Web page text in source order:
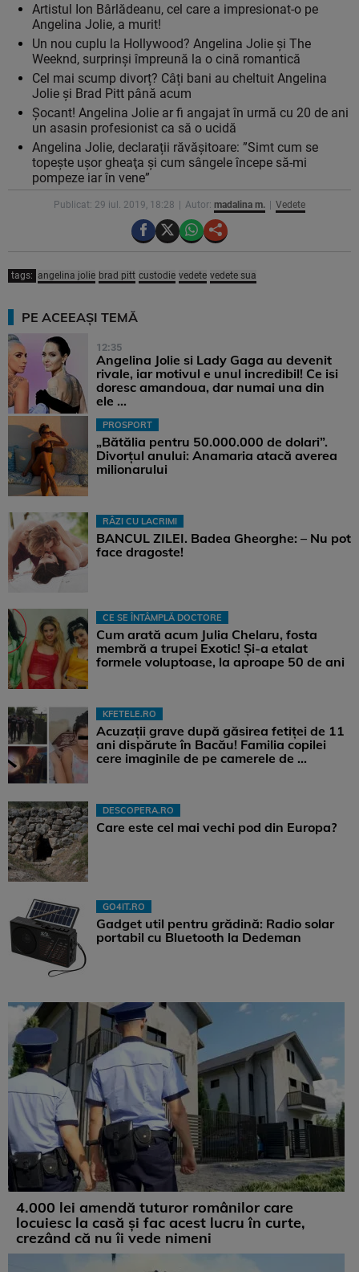
Artistul Ion Bârlădeanu, cel care a impresionat-o pe
Angelina Jolie, a murit!
Un nou cuplu la Hollywood? Angelina Jolie și The
Weeknd, surprinși împreună la o cină romantică
Cel mai scump divorț? Câți bani au cheltuit Angelina
Jolie și Brad Pitt până acum
Șocant! Angelina Jolie ar fi angajat în urmă cu 20 de ani
un asasin profesionist ca să o ucidă
Angelina Jolie, declarații răvășitoare: ”Simt cum se
topeşte uşor gheaţa şi cum sângele începe să-mi
pompeze iar în vene”
Publicat: 29 iul. 2019, 18:28 Autor: madalina m. Vedete
tags: angelina jolie brad pitt custodie vedete vedete sua
PE ACEEAȘI TEMĂ
12:35
Angelina Jolie si Lady Gaga au devenit
rivale, iar motivul e unul incredibil! Ce isi
doresc amandoua, dar numai una din
ele ...
PROSPORT
„Bătălia pentru 50.000.000 de dolari”.
Divorțul anului: Anamaria atacă averea
milionarului
RÂZI CU LACRIMI
BANCUL ZILEI. Badea Gheorghe: – Nu pot
face dragoste!
CE SE ÎNTÂMPLĂ DOCTORE
Cum arată acum Julia Chelaru, fosta
membră a trupei Exotic! Și-a etalat
formele voluptoase, la aproape 50 de ani
KFETELE.RO
Acuzații grave după găsirea fetiței de 11
ani dispărute în Bacău! Familia copilei
cere imaginile de pe camerele de ...
DESCOPERA.RO
Care este cel mai vechi pod din Europa?
GO4IT.RO
Gadget util pentru grădină: Radio solar
portabil cu Bluetooth la Dedeman
4.000 lei amendă tuturor românilor care
locuiesc la casă și fac acest lucru în curte,
crezând că nu îi vede nimeni